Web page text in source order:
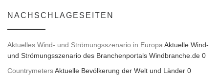
NACHSCHLAGESEITEN
Aktuelles Wind- und Strömungsszenario in Europa Aktuelle Wind-
und Strömungsszenario des Branchenportals Windbranche.de 0
CountrymetersAktuelle Bevölkerung der Welt und Länder 0